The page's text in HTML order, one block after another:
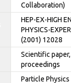
Collaboration)
HEP-EX-HIGH
PHYSICS-
(2001) 12028
Scientific paper,
proceedings
Particle